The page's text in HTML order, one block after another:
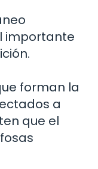
importante
forman la
a
que el